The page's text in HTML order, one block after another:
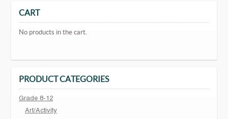
CART
No products in the cart.
PRODUCT CATEGORIES
Grade 8-12
Art/Activity